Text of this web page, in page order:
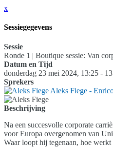
x
Sessiegegevens
Sessie
Ronde 1 | Boutique sessie: Van
Datum en Tijd
donderdag 23 mei 2024, 13:25 -
Sprekers
Aleks Fiege -
Beschrijving
Na een succesvolle corporate
voor Europa overgenomen van
Waar loopt hij tegenaan, hoe